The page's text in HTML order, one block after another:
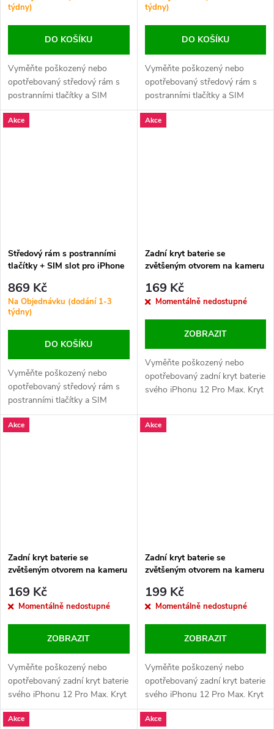
týdny)
DO KOŠÍKU
Vyměňte poškozený nebo
opotřebovaný středový rám s
postranními tlačítky a SIM
slotem svého iPhonu 12 Pro
Max. Perfektní řešení pro
týdny)
DO KOŠÍKU
Vyměňte poškozený nebo
opotřebovaný středový rám s
postranními tlačítky a SIM
slotem svého iPhonu 12 Pro
Max. Perfektní řešení pro
Akce
Středový rám s postranními
tlačítky + SIM slot pro iPhone
869 Kč
Na Objednávku (dodání 1-3
týdny)
DO KOŠÍKU
Vyměňte poškozený nebo
opotřebovaný středový rám s
postranními tlačítky a SIM
slotem svého iPhonu 12 Pro
Max. Perfektní řešení pro
Akce
Zadní kryt baterie se
zvětšeným otvorem na kameru
Max HQ - Černý
169 Kč
Momentálně nedostupné
ZOBRAZIT
Vyměňte poškozený nebo
opotřebovaný zadní kryt baterie
svého iPhonu 12 Pro Max. Kryt
kameru a dodává se s lepením
pro snadnou a pevnou instalaci.
Akce
Zadní kryt baterie se
zvětšeným otvorem na kameru
Max HQ - Modrý
169 Kč
Momentálně nedostupné
ZOBRAZIT
Vyměňte poškozený nebo
opotřebovaný zadní kryt baterie
svého iPhonu 12 Pro Max. Kryt
obsahuje zvětšený otvor na
kameru a dodává se s lepením
Akce
Zadní kryt baterie se
zvětšeným otvorem na kameru
Max HQ - Stříbrný
199 Kč
Momentálně nedostupné
ZOBRAZIT
Vyměňte poškozený nebo
opotřebovaný zadní kryt baterie
svého iPhonu 12 Pro Max. Kryt
obsahuje zvětšený otvor na
kameru a dodává se s lepením
Akce Akce